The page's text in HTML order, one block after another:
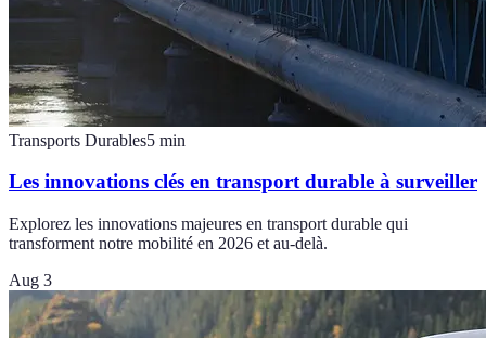
Transports Durables5 min
Les innovations clés en transport durable à surveiller
Explorez les innovations majeures en transport durable qui
transforment notre mobilité en 2026 et au-delà.
Aug 3